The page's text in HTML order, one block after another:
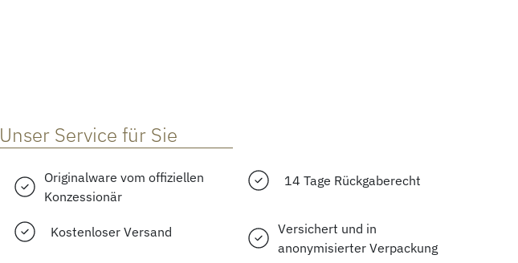
Unser Service für Sie
Originalware vom offiziellen
Konzessionär
14 Tage Rückgaberecht
Kostenloser Versand
Versichert und in
anonymisierter Verpackung